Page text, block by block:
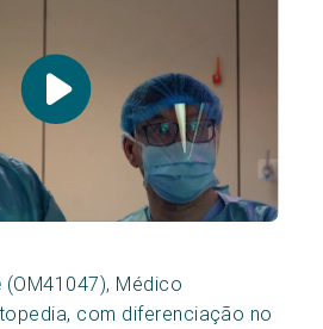
(OM41047), Médico
com diferenciação no